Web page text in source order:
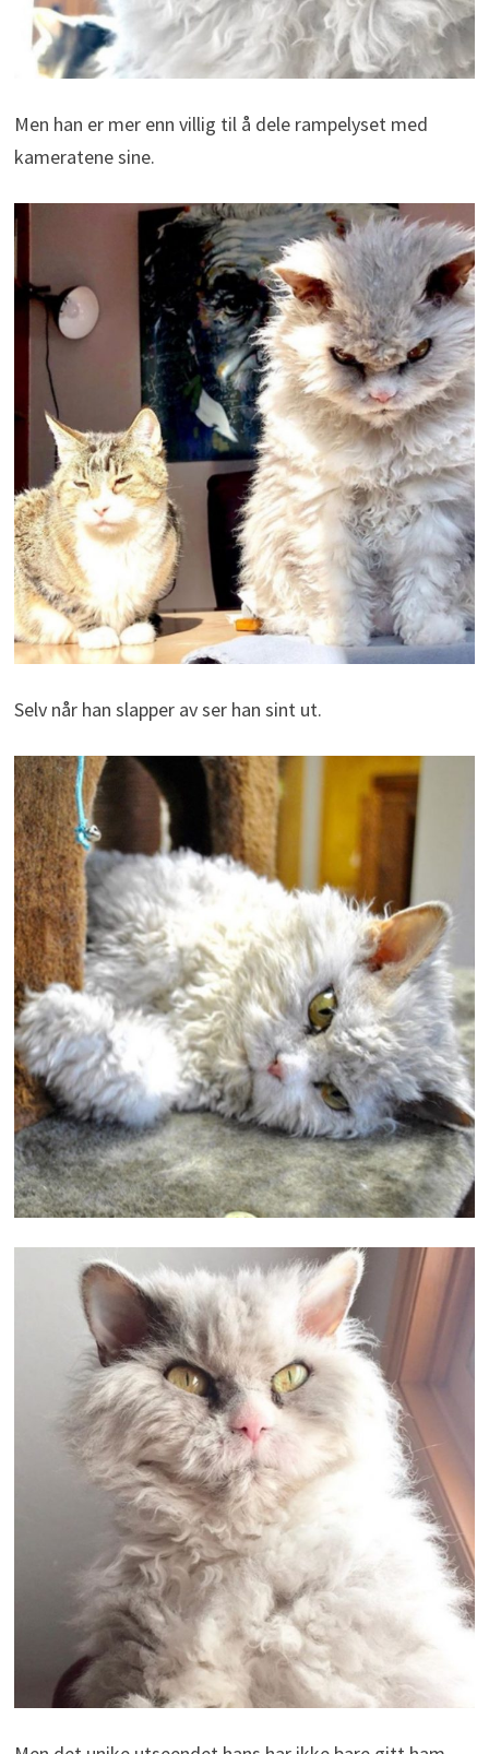
Men han er mer enn villig til å dele rampelyset med
kameratene sine.
Selv når han slapper av ser han sint ut.